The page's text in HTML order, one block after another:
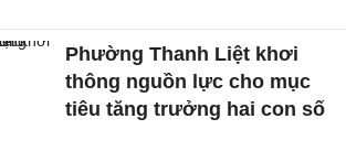
Phường Thanh Liệt khơi
thông nguồn lực cho mục
tiêu tăng trưởng hai con số